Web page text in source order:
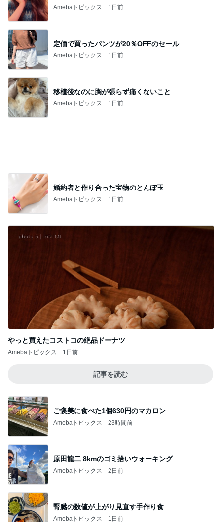
Amebaトピックス 1日前
婚約者と作り合った宝物のとんぼ玉
Amebaトピックス 1日前
記事を読む
ご褒美に食べた1個630円のマカロン
Amebaトピックス 23時間前
Amebaトピックス 2日前
腎臓の数値が上がり見直す手作り食
Amebaトピックス 1日前
可愛すぎてたまらないラゲージタグ
Amebaトピックス 23時間前